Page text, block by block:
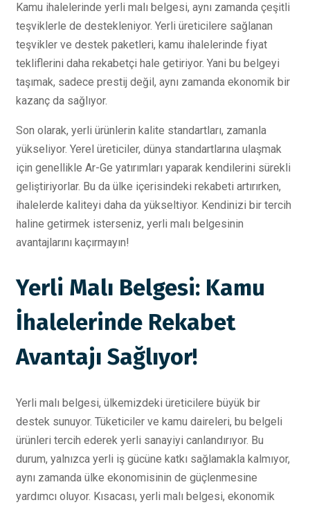
Kamu ihalelerinde yerli malı belgesi, aynı zamanda çeşitli
teşviklerle de destekleniyor. Yerli üreticilere sağlanan
teşvikler ve destek paketleri, kamu ihalelerinde fiyat
tekliflerini daha rekabetçi hale getiriyor. Yani bu belgeyi
taşımak, sadece prestij değil, aynı zamanda ekonomik bir
kazanç da sağlıyor.
Son olarak, yerli ürünlerin kalite standartları, zamanla
yükseliyor. Yerel üreticiler, dünya standartlarına ulaşmak
için genellikle Ar-Ge yatırımları yaparak kendilerini sürekli
geliştiriyorlar. Bu da ülke içerisindeki rekabeti artırırken,
ihalelerde kaliteyi daha da yükseltiyor. Kendinizi bir tercih
haline getirmek isterseniz, yerli malı belgesinin
avantajlarını kaçırmayın!
Yerli Malı Belgesi: Kamu
İhalelerinde Rekabet
Avantajı Sağlıyor!
Yerli malı belgesi, ülkemizdeki üreticilere büyük bir
destek sunuyor. Tüketiciler ve kamu daireleri, bu belgeli
ürünleri tercih ederek yerli sanayiyi canlandırıyor. Bu
durum, yalnızca yerli iş gücüne katkı sağlamakla kalmıyor,
aynı zamanda ülke ekonomisinin de güçlenmesine
yardımcı oluyor. Kısacası, yerli malı belgesi, ekonomik